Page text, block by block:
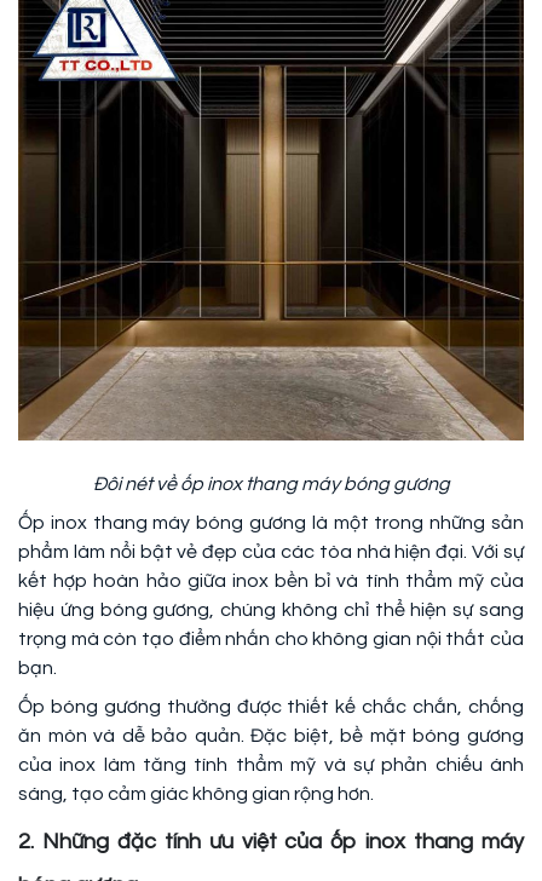
Đôi nét về ốp inox thang máy bóng gương
Ốp inox thang máy bóng gương là một trong những sản
phẩm làm nổi bật vẻ đẹp của các tòa nhà hiện đại. Với sự
kết hợp hoàn hảo giữa inox bền bỉ và tính thẩm mỹ của
hiệu ứng bóng gương, chúng không chỉ thể hiện sự sang
trọng mà còn tạo điểm nhấn cho không gian nội thất của
bạn.
Ốp bóng gương thường được thiết kế chắc chắn, chống
ăn mòn và dễ bảo quản. Đặc biệt, bề mặt bóng gương
của inox làm tăng tính thẩm mỹ và sự phản chiếu ánh
sáng, tạo cảm giác không gian rộng hơn.
2. Những đặc tính ưu việt của ốp inox thang máy